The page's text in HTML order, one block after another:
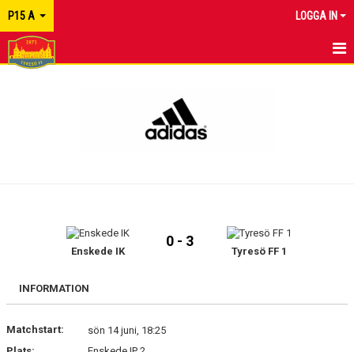
P15 A LOGGA IN
Enskede IK
0 - 3
Tyresö FF 1
INFORMATION
Matchstart:
sön 14 juni, 18:25